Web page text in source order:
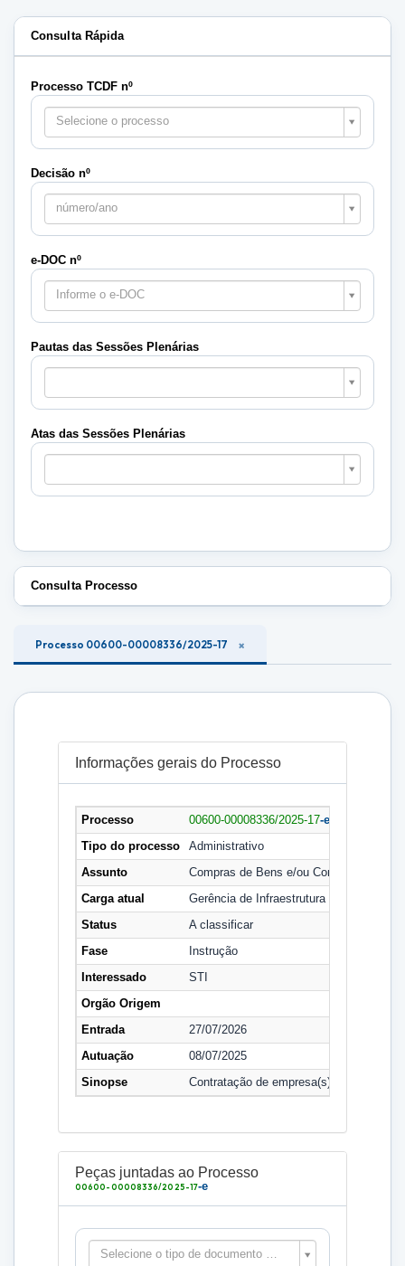
Consulta Rápida
Processo TCDF nº
Selecione o processo
Decisão nº
número/ano
e-DOC nº
Informe o e-DOC
Pautas das Sessões Plenárias
Pautas
Sessões
Plenárias
Atas das Sessões Plenárias
Atas
Sessões
Plenárias
Consulta Processo
Processo 00600-00008336/2025-17
Informações gerais do Processo
Processo 00600-00008336/2025-17-e
Tipo do processo
Administrativo
Assunto
Compras de Bens e/ou Contratação de
Carga atual
Gerência de Infraestrutura Tecnológica
Status
A classificar
Fase
Instrução
Interessado
STI
Orgão Origem
Entrada
27/07/2026
Autuação
08/07/2025
Sinopse
Contratação de empresa(s)
Peças juntadas ao Processo
00600-00008336/2025-17-e
Selecione o tipo de documento para filtrar as peças